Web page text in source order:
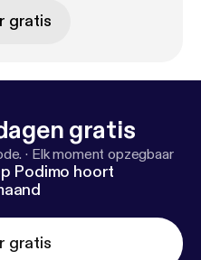
gratis
gratis
· Elk moment opzegbaar
Podimo hoort
gratis